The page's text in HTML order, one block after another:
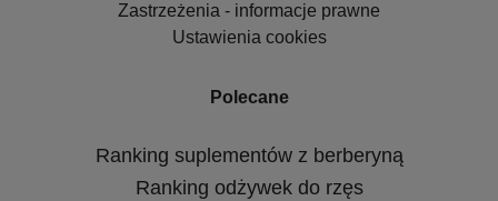
Zastrzeżenia - informacje prawne
Ustawienia cookies
Polecane
Ranking suplementów z berberyną
Ranking odżywek do rzęs